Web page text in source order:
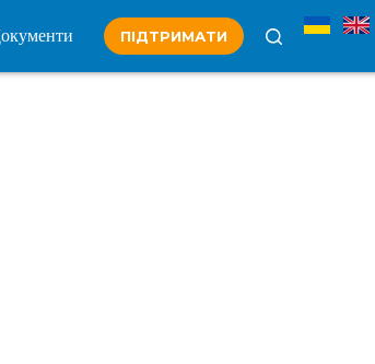
ПІДТРИМАТИ